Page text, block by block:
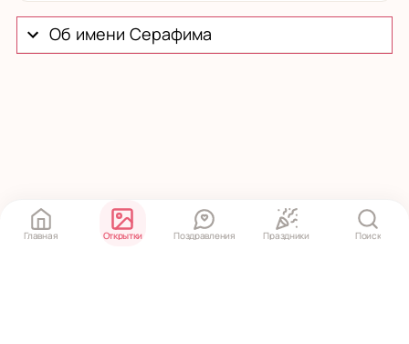
Об имени Серафима
Главная Открытки Поздравления Праздники Поиск